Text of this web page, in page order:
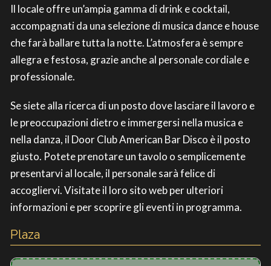
Il locale offre un’ampia gamma di drink e cocktail,
accompagnati da una selezione di musica dance e house
che farà ballare tutta la notte. L’atmosfera è sempre
allegra e festosa, grazie anche al personale cordiale e
professionale.
Se siete alla ricerca di un posto dove lasciare il lavoro e
le preoccupazioni dietro e immergersi nella musica e
nella danza, il Door Club American Bar Disco è il posto
giusto. Potete prenotare un tavolo o semplicemente
presentarvi al locale, il personale sarà felice di
accogliervi. Visitate il loro sito web per ulteriori
informazioni e per scoprire gli eventi in programma.
Plaza